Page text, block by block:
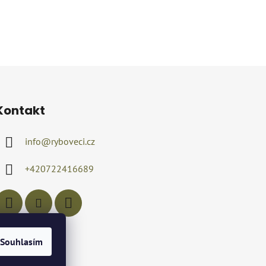
Souhlasím
info@ryboveci.cz
+420722416689